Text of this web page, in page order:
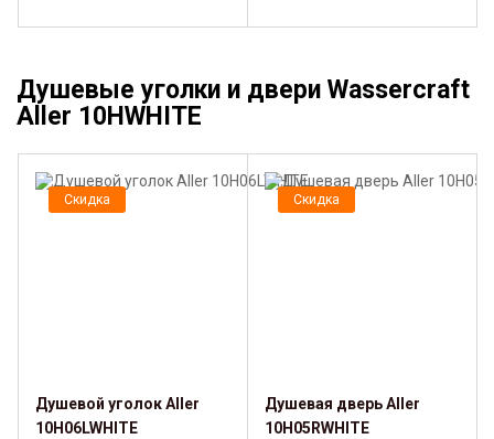
Душевые уголки и двери Wassercraft
Aller 10HWHITE
Скидка
Душевой уголок Aller
10H06LWHITE
Скидка
Душевая дверь Aller
10H05RWHITE